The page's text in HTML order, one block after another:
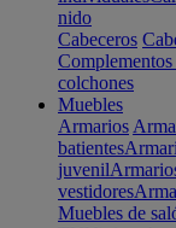
nido
Cabeceros
colchones
Muebles
Armarios
batientes
juvenil
vestidores
Muebles de